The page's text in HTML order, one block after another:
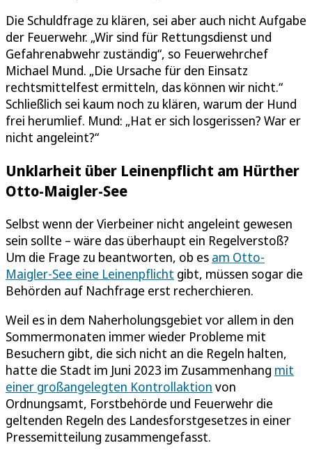
Die Schuldfrage zu klären, sei aber auch nicht Aufgabe
der Feuerwehr. „Wir sind für Rettungsdienst und
Gefahrenabwehr zuständig“, so Feuerwehrchef
Michael Mund. „Die Ursache für den Einsatz
rechtsmittelfest ermitteln, das können wir nicht.“
Schließlich sei kaum noch zu klären, warum der Hund
frei herumlief. Mund: „Hat er sich losgerissen? War er
nicht angeleint?“
Unklarheit über Leinenpflicht am Hürther
Otto-Maigler-See
Selbst wenn der Vierbeiner nicht angeleint gewesen
sein sollte – wäre das überhaupt ein Regelverstoß?
Um die Frage zu beantworten, ob es am Otto-
Maigler-See eine Leinenpflicht gibt, müssen sogar die
Behörden auf Nachfrage erst recherchieren.
Weil es in dem Naherholungsgebiet vor allem in den
Sommermonaten immer wieder Probleme mit
Besuchern gibt, die sich nicht an die Regeln halten,
hatte die Stadt im Juni 2023 im Zusammenhang mit
einer großangelegten Kontrollaktion von
Ordnungsamt, Forstbehörde und Feuerwehr die
geltenden Regeln des Landesforstgesetzes in einer
Pressemitteilung zusammengefasst.